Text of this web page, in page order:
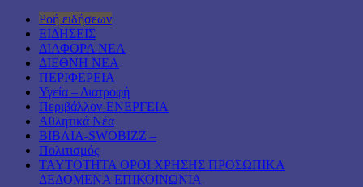
Ροή ειδήσεων
ΕΙΔΗΣΕΙΣ
ΔΙΑΦΟΡΑ ΝΕΑ
ΔΙΕΘΝΗ ΝΕΑ
ΠΕΡΙΦΕΡΕΙΑ
Υγεία – Διατροφή
Περιβάλλον-ΕΝΕΡΓΕΙΑ
Αθλητικά Νέα
ΒΙΒΛΙΑ-SWOBIZZ –
Πολιτισμός
TAYTOTHTA ΟΡΟΙ ΧΡΗΣΗΣ ΠΡΟΣΩΠΙΚΑ
ΔΕΔΟΜΕΝΑ ΕΠΙΚΟΙΝΩΝΙΑ